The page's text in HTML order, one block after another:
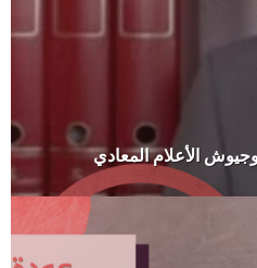
الأعلام المعادي